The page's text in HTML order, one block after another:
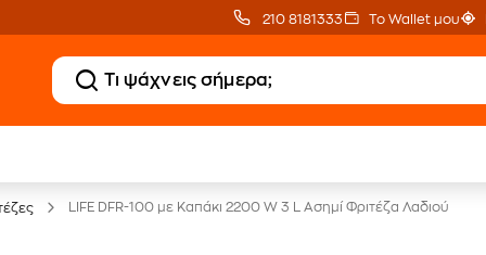
210 8181333 Το Wallet μου
LIFE DFR-100 με Καπάκι 2200 W 3 L Ασημί Φριτέζα Λαδιού